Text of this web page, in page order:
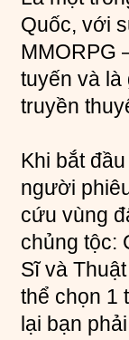
Quốc, với
MMORPG
tuyến và là
truyền
Khi bắt
người
cứu vùng
chủng tộc:
Sĩ và
thể chọn 1
lại bạn